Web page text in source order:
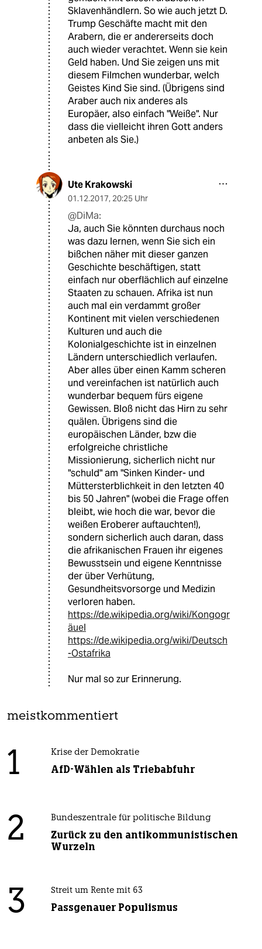
Sklavenhändlern. So wie auch jetzt D.
Trump Geschäfte macht mit den
Arabern, die er andererseits doch
auch wieder verachtet. Wenn sie kein
Geld haben. Und Sie zeigen uns mit
diesem Filmchen wunderbar, welch
Geistes Kind Sie sind. (Übrigens sind
Araber auch nix anderes als
Europäer, also einfach "Weiße". Nur
dass die vielleicht ihren Gott anders
anbeten als Sie.)
Ute Krakowski
01.12.2017, 20:25 Uhr
@DiMa:
Ja, auch Sie könnten durchaus noch
was dazu lernen, wenn Sie sich ein
bißchen näher mit dieser ganzen
Geschichte beschäftigen, statt
einfach nur oberflächlich auf einzelne
Staaten zu schauen. Afrika ist nun
auch mal ein verdammt großer
Kontinent mit vielen verschiedenen
Kulturen und auch die
Kolonialgeschichte ist in einzelnen
Ländern unterschiedlich verlaufen.
Aber alles über einen Kamm scheren
und vereinfachen ist natürlich auch
wunderbar bequem fürs eigene
Gewissen. Bloß nicht das Hirn zu sehr
quälen. Übrigens sind die
europäischen Länder, bzw die
erfolgreiche christliche
Missionierung, sicherlich nicht nur
"schuld" am "Sinken Kinder- und
Müttersterblichkeit in den letzten 40
bis 50 Jahren" (wobei die Frage offen
bleibt, wie hoch die war, bevor die
weißen Eroberer auftauchten!),
sondern sicherlich auch daran, dass
die afrikanischen Frauen ihr eigenes
Bewusstsein und eigene Kenntnisse
der über Verhütung,
Gesundheitsvorsorge und Medizin
verloren haben.
https://de.wikipedia.org/wiki/Kongogr
äuel
https://de.wikipedia.org/wiki/Deutsch
-Ostafrika
Nur mal so zur Erinnerung.
meistkommentiert
1 Krise der Demokratie
AfD-Wählen als Triebabfuhr
2 Bundeszentrale für politische Bildung
Zurück zu den antikommunistischen
Wurzeln
3 Streit um Rente mit 63
Passgenauer Populismus